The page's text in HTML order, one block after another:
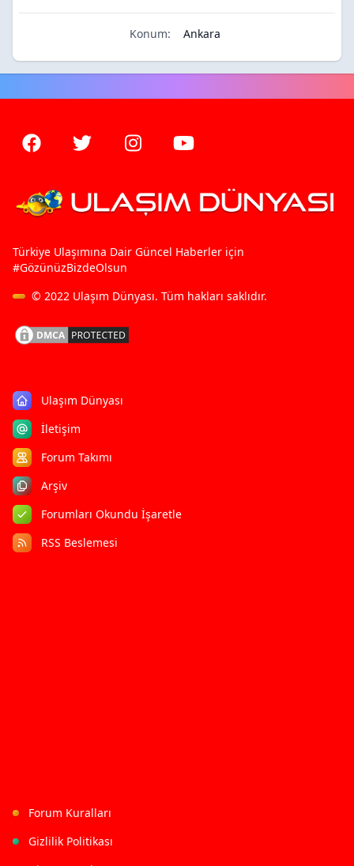
Konum: Ankara
Türkiye Ulaşımına Dair Güncel Haberler için
#GözünüzBizdeOlsun
© 2022 Ulaşım Dünyası. Tüm hakları saklıdır.
Ulaşım Dünyası
İletişim
Forum Takımı
Arşiv
Forumları Okundu İşaretle
RSS Beslemesi
Forum Kuralları
Gizlilik Politikası